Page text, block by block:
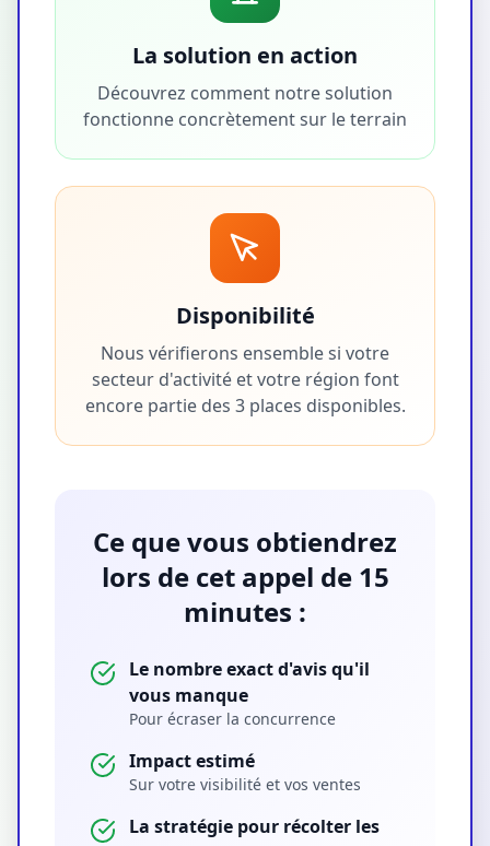
La solution en action
Découvrez comment notre solution
fonctionne concrètement sur le terrain
Disponibilité
Nous vérifierons ensemble si votre
secteur d'activité et votre région font
encore partie des 3 places disponibles.
Ce que vous obtiendrez
lors de cet appel de 15
minutes :
Le nombre exact d'avis qu'il
vous manque
Pour écraser la concurrence
Impact estimé
Sur votre visibilité et vos ventes
La stratégie pour récolter les